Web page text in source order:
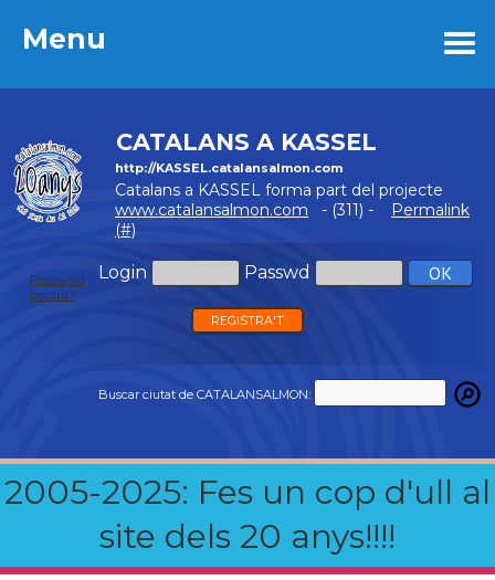
Menu
CATALANS A KASSEL
http://KASSEL.catalansalmon.com
Catalans a KASSEL forma part del projecte
www.catalansalmon.com - (311) -
Permalink
(#)
Login Passwd
Password
perdut?
REGISTRA'T
Buscar ciutat de CATALANSALMON:
2005-2025: Fes un cop d'ull al
site dels 20 anys!!!!
Menu